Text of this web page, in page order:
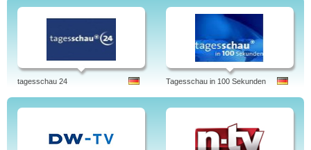
tagesschau 24 Tagesschau in 100 Sekunden